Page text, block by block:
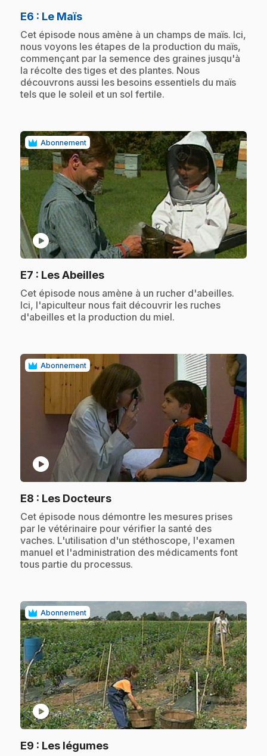
E6 : Le Maïs.
.Cet épisode nous amène à un champs de maïs. Ici,
nous voyons les étapes de la production du maïs,
commençant par la semence des graines jusqu'à
la récolte des tiges et des plantes. Nous
découvrons aussi les besoins essentiels du maïs
tels que le soleil et un sol fertile.
Abonnement
play_circle
E7 : Les Abeilles.
.Cet épisode nous amène à un rucher d'abeilles.
Ici, l'apiculteur nous fait découvrir les ruches
d'abeilles et la production du miel.
Abonnement
play_circle
E8 : Les Docteurs.
.Cet épisode nous démontre les mesures prises
par le vétérinaire pour vérifier la santé des
vaches. L'utilisation d'un stéthoscope, l'examen
manuel et l'administration des médicaments font
tous partie du processus.
Abonnement
play_circle
E9 : Les légumes.